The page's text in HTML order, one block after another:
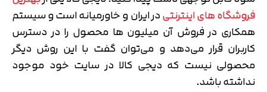
فروشگاه های اینترنتیدر ایران و خاورمیانه است و سیستم
همکاری در فروش آن میلیون ها محصول را در دسترس
کاربران قرار می‌دهد و می‌توان گفت با این روش دیگر
محصولی نیست که دیجی کالا در سایت خود موجود
نداشته باشد.